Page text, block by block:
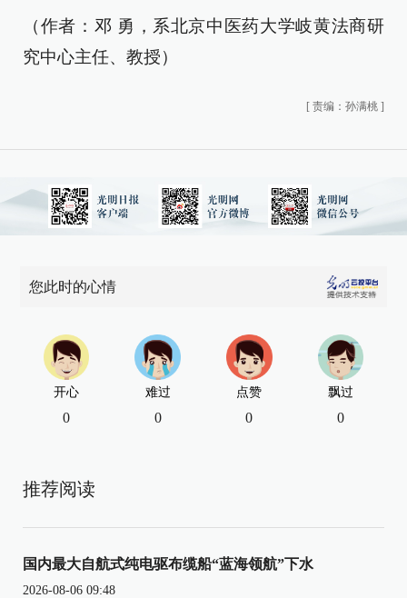
（作者：邓 勇，系北京中医药大学岐黄法商研
究中心主任、教授）
[ 责编：孙满桃 ]
您此时的心情
开心
0
难过
0
点赞
0
飘过
0
推荐阅读
国内最大自航式纯电驱布缆船“蓝海领航”下水
2026-08-06 09:48